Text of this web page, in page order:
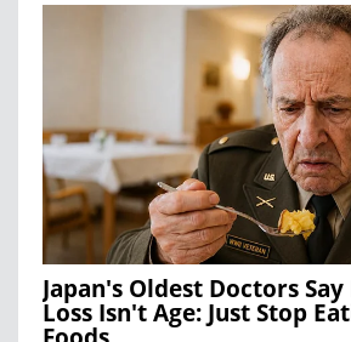
Japan's Oldest Doctors
Loss Isn't Age: Just Stop